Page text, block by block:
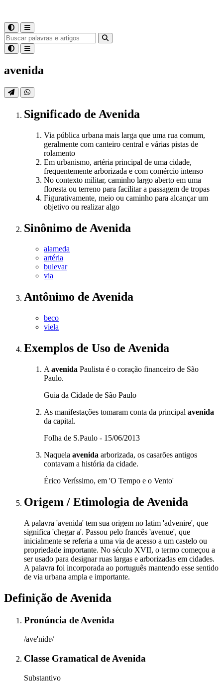
avenida
Significado de Avenida
Via pública urbana mais larga que uma rua comum,
geralmente com canteiro central e várias pistas de
rolamento
Em urbanismo, artéria principal de uma cidade,
frequentemente arborizada e com comércio intenso
No contexto militar, caminho largo aberto em uma
floresta ou terreno para facilitar a passagem de tropas
Figurativamente, meio ou caminho para alcançar um
objetivo ou realizar algo
Sinônimo de Avenida
alameda
artéria
bulevar
via
Antônimo de Avenida
beco
viela
Exemplos de Uso de Avenida
A avenida Paulista é o coração financeiro de São
Paulo.
Guia da Cidade de São Paulo
As manifestações tomaram conta da principal avenida
da capital.
Folha de S.Paulo - 15/06/2013
Naquela avenida arborizada, os casarões antigos
contavam a história da cidade.
Érico Veríssimo, em 'O Tempo e o Vento'
Origem / Etimologia de Avenida
A palavra 'avenida' tem sua origem no latim 'advenire', que
significa 'chegar a'. Passou pelo francês 'avenue', que
inicialmente se referia a uma via de acesso a um castelo ou
propriedade importante. No século XVII, o termo começou a
ser usado para designar ruas largas e arborizadas em cidades.
A palavra foi incorporada ao português mantendo esse sentido
de via urbana ampla e importante.
Definição de Avenida
Pronúncia de Avenida
/ave'nidɐ/
Classe Gramatical de Avenida
Substantivo